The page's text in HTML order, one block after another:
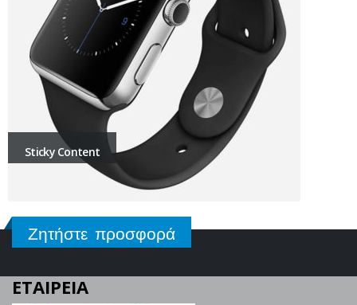
Sticky Content
Ζητήστε προσφορά
ΕΤΑΙΡΕΙΑ